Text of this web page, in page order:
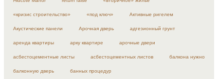
«кризис строительство» «под ключ» Активные ригелем
Акустические панели Арочная дверь адгезионный грунт
аренда квартиры арку квартире арочные двери
асбестоцементные листы асбестоцементных листов балкона нужно
балконную дверь банных процедур